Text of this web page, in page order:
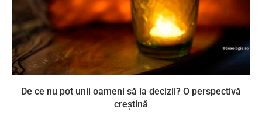
De ce nu pot unii oameni să ia decizii? O perspectivă
creștină